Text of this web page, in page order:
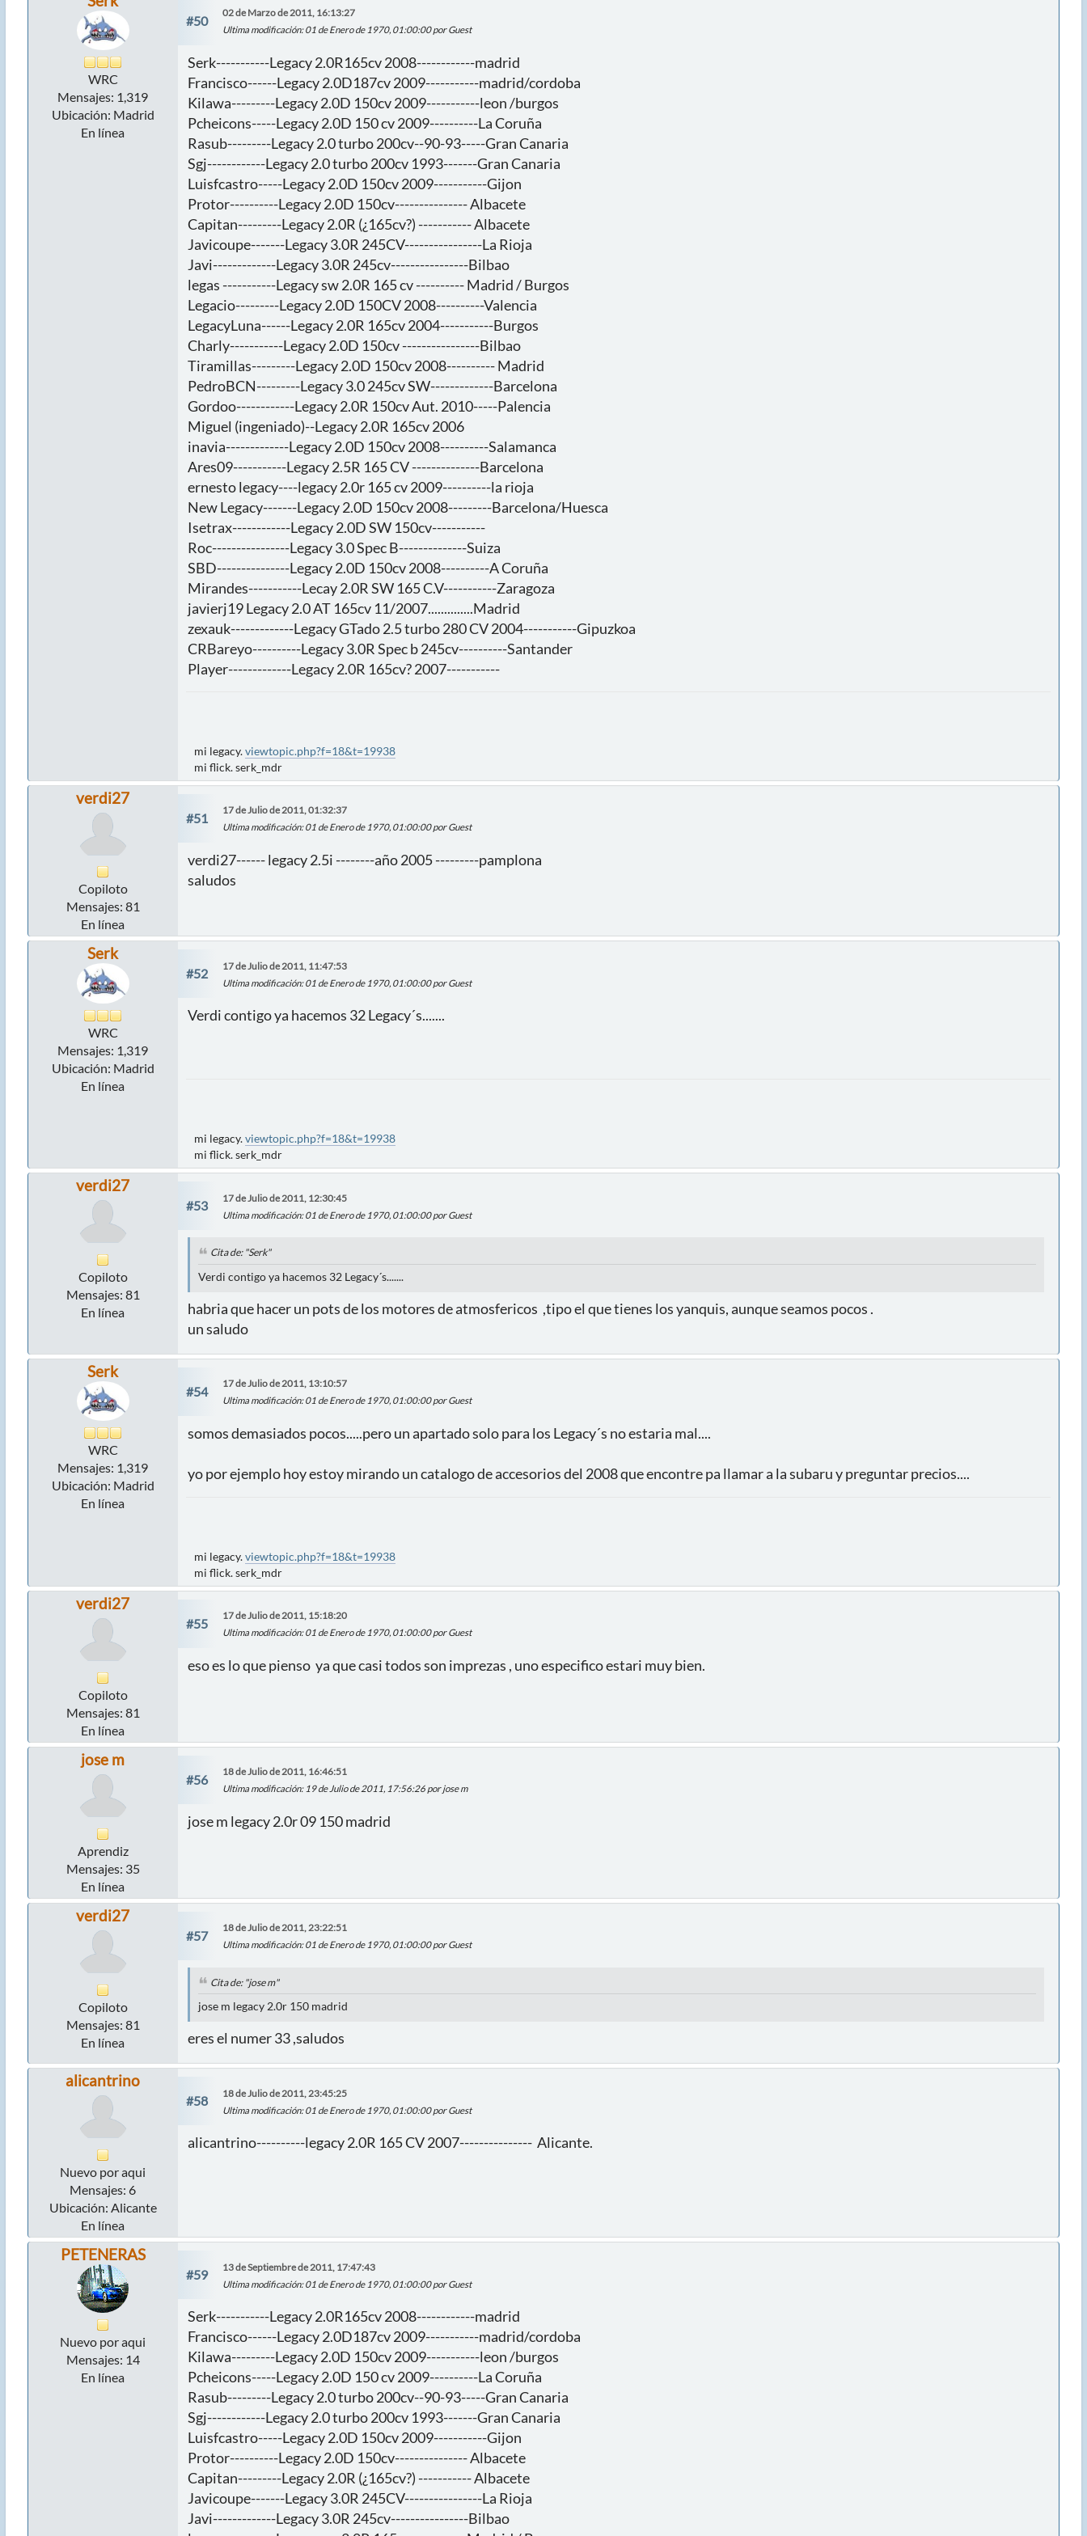
WRC
Mensajes: 1,319
Ubicación: Madrid
En línea
#50
02 de Marzo de 2011, 16:13:27
Ultima modificación: 01 de Enero de 1970, 01:00:00 por Guest
Serk-----------Legacy 2.0R165cv 2008------------madrid
Francisco------Legacy 2.0D187cv 2009-----------madrid/cordoba
Kilawa---------Legacy 2.0D 150cv 2009-----------leon /burgos
Pcheicons-----Legacy 2.0D 150 cv 2009----------La Coruña
Rasub---------Legacy 2.0 turbo 200cv--90-93-----Gran Canaria
Sgj------------Legacy 2.0 turbo 200cv 1993-------Gran Canaria
Luisfcastro-----Legacy 2.0D 150cv 2009-----------Gijon
Protor----------Legacy 2.0D 150cv--------------- Albacete
Capitan---------Legacy 2.0R (¿165cv?) ----------- Albacete
Javicoupe-------Legacy 3.0R 245CV----------------La Rioja
Javi-------------Legacy 3.0R 245cv----------------Bilbao
legas -----------Legacy sw 2.0R 165 cv ---------- Madrid / Burgos
Legacio---------Legacy 2.0D 150CV 2008----------Valencia
LegacyLuna------Legacy 2.0R 165cv 2004-----------Burgos
Charly-----------Legacy 2.0D 150cv ----------------Bilbao
Tiramillas---------Legacy 2.0D 150cv 2008---------- Madrid
PedroBCN---------Legacy 3.0 245cv SW-------------Barcelona
Gordoo------------Legacy 2.0R 150cv Aut. 2010-----Palencia
Miguel (ingeniado)--Legacy 2.0R 165cv 2006
inavia-------------Legacy 2.0D 150cv 2008----------Salamanca
Ares09-----------Legacy 2.5R 165 CV --------------Barcelona
ernesto legacy----legacy 2.0r 165 cv 2009----------la rioja
New Legacy-------Legacy 2.0D 150cv 2008---------Barcelona/Huesca
Isetrax------------Legacy 2.0D SW 150cv-----------
Roc----------------Legacy 3.0 Spec B--------------Suiza
SBD---------------Legacy 2.0D 150cv 2008----------A Coruña
Mirandes-----------Lecay 2.0R SW 165 C.V-----------Zaragoza
javierj19 Legacy 2.0 AT 165cv 11/2007..............Madrid
zexauk-------------Legacy GTado 2.5 turbo 280 CV 2004-----------Gipuzkoa
CRBareyo----------Legacy 3.0R Spec b 245cv----------Santander
Player-------------Legacy 2.0R 165cv? 2007-----------
mi legacy.viewtopic.php?f=18&t=19938
mi flick. serk_mdr
verdi27
Copiloto
Mensajes: 81
En línea
#51
17 de Julio de 2011, 01:32:37
Ultima modificación: 01 de Enero de 1970, 01:00:00 por Guest
verdi27------ legacy 2.5i --------año 2005 ---------pamplona
saludos
Serk
WRC
Mensajes: 1,319
Ubicación: Madrid
En línea
#52
17 de Julio de 2011, 11:47:53
Ultima modificación: 01 de Enero de 1970, 01:00:00 por Guest
Verdi contigo ya hacemos 32 Legacy´s.......
mi legacy.viewtopic.php?f=18&t=19938
mi flick. serk_mdr
verdi27
Copiloto
Mensajes: 81
En línea
#53
17 de Julio de 2011, 12:30:45
Ultima modificación: 01 de Enero de 1970, 01:00:00 por Guest
Cita de: "Serk"
Verdi contigo ya hacemos 32 Legacy´s.......
habria que hacer un pots de los motores de atmosfericos ,tipo el que tienes los yanquis, aunque seamos pocos .
un saludo
Serk
WRC
Mensajes: 1,319
Ubicación: Madrid
En línea
#54
17 de Julio de 2011, 13:10:57
Ultima modificación: 01 de Enero de 1970, 01:00:00 por Guest
somos demasiados pocos.....pero un apartado solo para los Legacy´s no estaria mal....
yo por ejemplo hoy estoy mirando un catalogo de accesorios del 2008 que encontre pa llamar a la subaru y preguntar precios....
mi legacy.viewtopic.php?f=18&t=19938
mi flick. serk_mdr
verdi27
Copiloto
Mensajes: 81
En línea
#55
17 de Julio de 2011, 15:18:20
Ultima modificación: 01 de Enero de 1970, 01:00:00 por Guest
eso es lo que pienso ya que casi todos son imprezas , uno especifico estari muy bien.
jose m
Aprendiz
Mensajes: 35
En línea
#56
18 de Julio de 2011, 16:46:51
Ultima modificación: 19 de Julio de 2011, 17:56:26 por jose m
jose m legacy 2.0r 09 150 madrid
verdi27
Copiloto
Mensajes: 81
En línea
#57
18 de Julio de 2011, 23:22:51
Ultima modificación: 01 de Enero de 1970, 01:00:00 por Guest
Cita de: "jose m"
jose m legacy 2.0r 150 madrid
eres el numer 33 ,saludos
alicantrino
Nuevo por aqui
Mensajes: 6
Ubicación: Alicante
En línea
#58
18 de Julio de 2011, 23:45:25
Ultima modificación: 01 de Enero de 1970, 01:00:00 por Guest
alicantrino----------legacy 2.0R 165 CV 2007--------------- Alicante.
PETENERAS
Nuevo por aqui
Mensajes: 14
En línea
#59
13 de Septiembre de 2011, 17:47:43
Ultima modificación: 01 de Enero de 1970, 01:00:00 por Guest
Serk-----------Legacy 2.0R165cv 2008------------madrid
Francisco------Legacy 2.0D187cv 2009-----------madrid/cordoba
Kilawa---------Legacy 2.0D 150cv 2009-----------leon /burgos
Pcheicons-----Legacy 2.0D 150 cv 2009----------La Coruña
Rasub---------Legacy 2.0 turbo 200cv--90-93-----Gran Canaria
Sgj------------Legacy 2.0 turbo 200cv 1993-------Gran Canaria
Luisfcastro-----Legacy 2.0D 150cv 2009-----------Gijon
Protor----------Legacy 2.0D 150cv--------------- Albacete
Capitan---------Legacy 2.0R (¿165cv?) ----------- Albacete
Javicoupe-------Legacy 3.0R 245CV----------------La Rioja
Javi-------------Legacy 3.0R 245cv----------------Bilbao